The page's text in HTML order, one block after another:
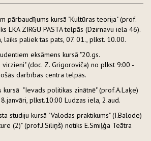
pārbaudījums kursā "Kultūras teorija" (prof.
LKA ZIRGU PASTA telpās (Dzirnavu iela 46).
laiks paliek tas pats, 07. 01., plkst. 10.00.
eksāmens kursā "20.gs.
(doc. Z. Grigoroviča) no plkst 9:00 -
darbības centra telpās.
kursā "Ievads politikas zinātnē" (prof.A.Laķe)
plkst.10:00 Ludzas iela, 2.aud.
studiju kursā "Valodas praktikums" (I.Balode)
(2)" (prof.J.Siliņš) notiks E.Smiļģa Teātra